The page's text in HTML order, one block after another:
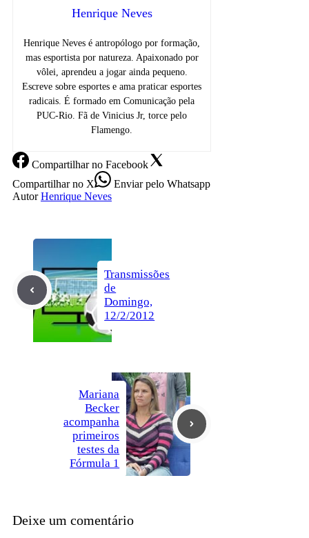
Henrique Neves
Henrique Neves é antropólogo por formação,
mas esportista por natureza. Apaixonado por
vôlei, aprendeu a jogar ainda pequeno.
Escreve sobre esportes e ama praticar esportes
radicais. É formado em Comunicação pela
PUC-Rio. Fã de Vinicius Jr, torce pelo
Flamengo.
Compartilharno Facebook
Compartilharno X Enviarpelo Whatsapp
Autor Henrique Neves
Transmissões
de
Domingo,
12/2/2012
Mariana
Becker
acompanha
primeiros
testes da
Fórmula 1
Deixe um comentário